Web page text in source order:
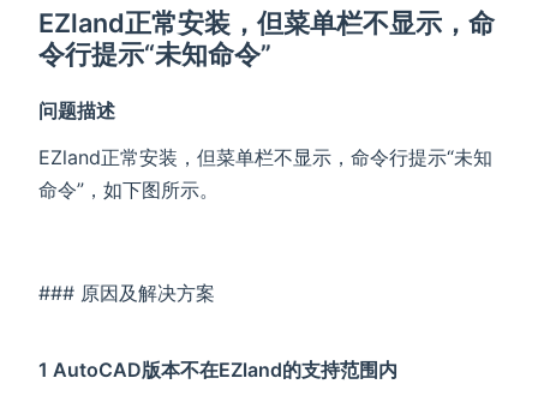
EZland正常安装，但菜单栏不显示，命
令行提示“未知命令”
问题描述
EZland正常安装，但菜单栏不显示，命令行提示“未知
命令”，如下图所示。
### 原因及解决方案
1 AutoCAD版本不在EZland的支持范围内